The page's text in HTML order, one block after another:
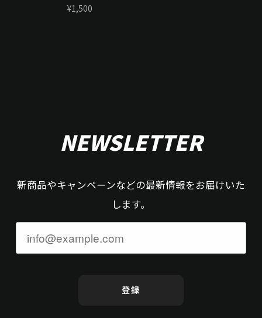
¥1,500
NEWSLETTER
新商品やキャンペーンなどの最新情報をお届けいた
します。
登録